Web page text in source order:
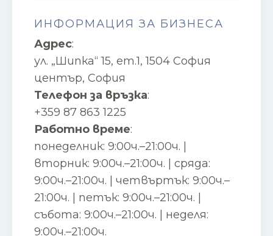
ИНФОРМАЦИЯ ЗА БИЗНЕСА
Адрес:
ул. „Шипка“ 15, ет.1, 1504 София
център, София
Телефон за връзка:
+359 87 863 1225
Работно време:
понеделник: 9:00ч.–21:00ч. |
вторник: 9:00ч.–21:00ч. | сряда:
9:00ч.–21:00ч. | четвъртък: 9:00ч.–
21:00ч. | петък: 9:00ч.–21:00ч. |
събота: 9:00ч.–21:00ч. | неделя:
9:00ч.–21:00ч.